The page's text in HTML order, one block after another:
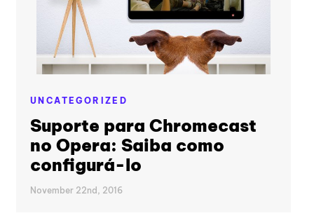
UNCATEGORIZED
Suporte para Chromecast
no Opera: Saiba como
configurá-lo
November 22nd, 2016